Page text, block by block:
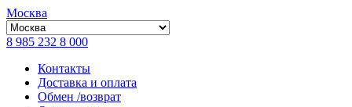
Москва
8 985 232 8 000
Контакты
Доставка и оплата
Обмен /возврат